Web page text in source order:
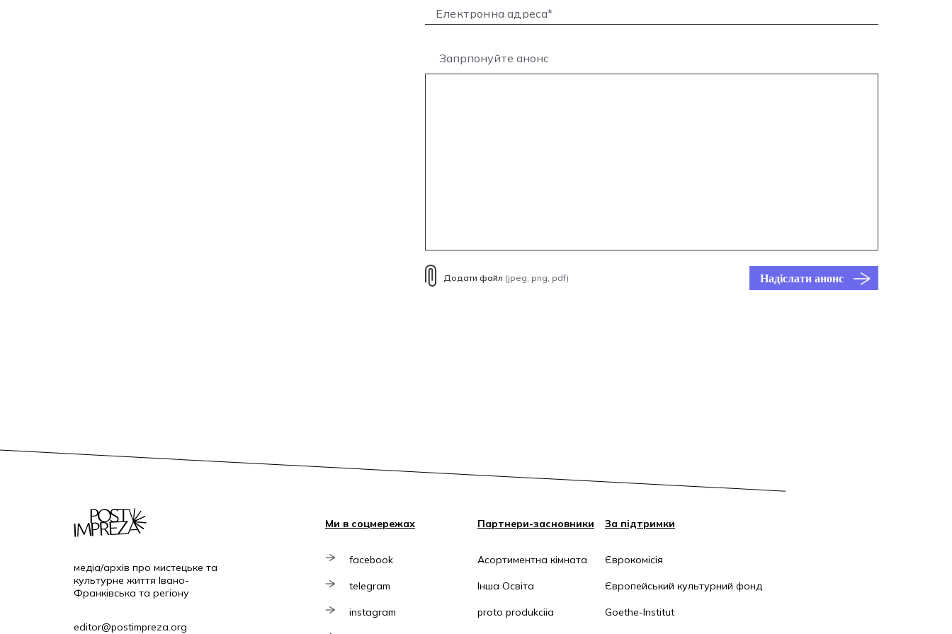
Запрпонуйте анонс
Додати файл (jpeg, png, pdf) Надіслати анонс
медіа/архів про мистецьке та
культурне життя Івано-
Франківська та регіону
editor@postimpreza.org
Ми в соцмережах
facebook
telegram
instagram
Партнери-засновники
Асортиментна кімната
Інша Освіта
proto produkciia
За підтримки
Єврокомісія
Європейський культурний фонд
Goethe-Institut